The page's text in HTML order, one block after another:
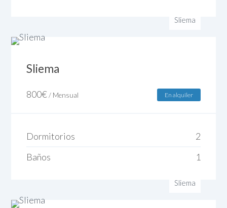
Sliema
Sliema
800€ / Mensual En alquiler
Dormitorios
2
Baños
1
Sliema